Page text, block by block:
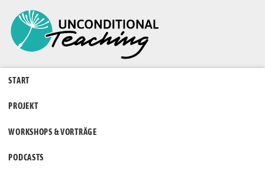
START
PROJEKT
WORKSHOPS & VORTRÄGE
PODCASTS